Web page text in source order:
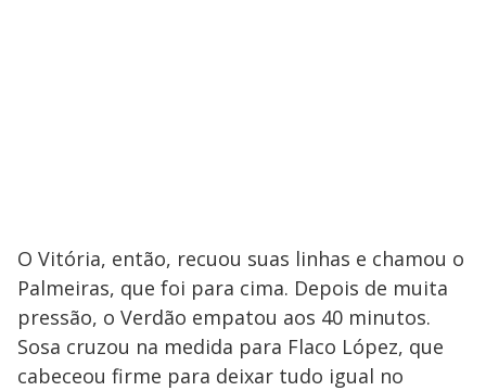
O Vitória, então, recuou suas linhas e chamou o
Palmeiras, que foi para cima. Depois de muita
pressão, o Verdão empatou aos 40 minutos.
Sosa cruzou na medida para Flaco López, que
cabeceou firme para deixar tudo igual no